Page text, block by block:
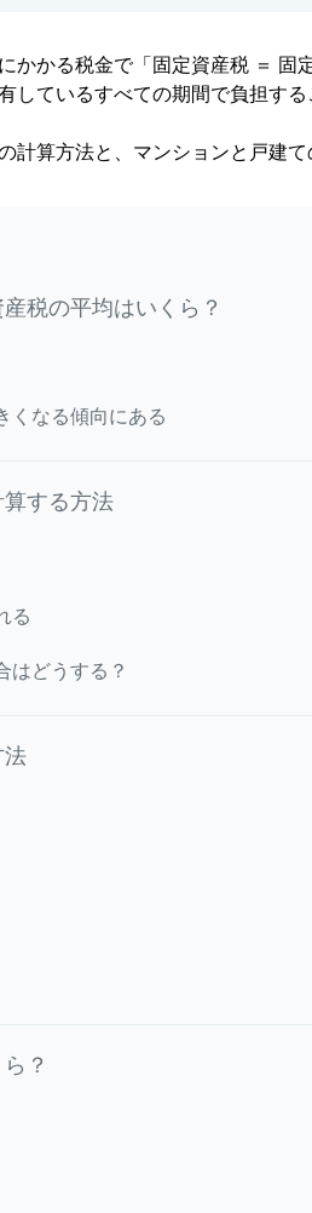
かかる税金で「固定資産税 ＝ 固
しているすべての期間で負担す
計算方法と、マンションと戸建て
税の平均はいくら？
くなる傾向にある
する方法
る
はどうする？
法
？